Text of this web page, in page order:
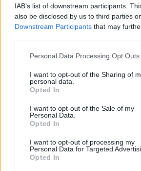
IAB’s list of downstream participants.
also be disclosed by us to third parties
Downstream Participants that may
Personal Data Processing Opt Outs
I want to opt-out of the Sharing of
personal data.
Opted In
I want to opt-out of the Sale of my
Personal Data.
Opted In
I want to opt-out of processing my
Personal Data for Targeted
Opted In
— Domestique (@Domestique___)